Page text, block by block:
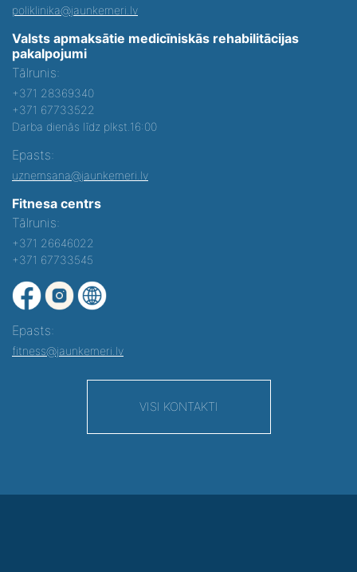
poliklinika@jaunkemeri.lv
Valsts apmaksātie medicīniskās rehabilitācijas
pakalpojumi
Tālrunis:
+371 28369340
+371 67733522
Darba dienās līdz plkst.16:00
Epasts:
uznemsana@jaunkemeri.lv
Fitnesa centrs
Tālrunis:
+371 26646022
+371 67733545
Epasts:
fitness@jaunkemeri.lv
VISI KONTAKTI